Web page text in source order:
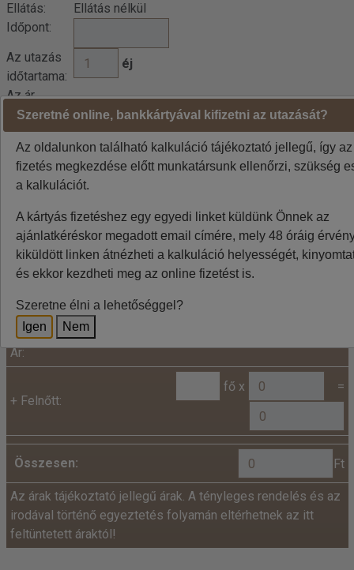
Ellátás:
Ellátás nélkül
Időpont:
Az utazás
időtartama:
éj
Az ár
tartalmazza:
Az ár nem
tartalmazza:
• Utasbiztosítás • Útlemondási biztosítás •
Foglalási díj • Szervízdíj • Üdülőhelyi díj •
Idegenforgalmi adót az ár tartalmazza •
Idegenforgalmi adó - helyszínen fizetendő •
Rezsiköltség (víz, gáz, áram) • Végtakarítás •
Törölköző • Ágyneműhuzat • Strandszervíz •
Baleset-, betegség- és poggyászbiztosítás
Kalkuláció
Minden utazó adatait az alábbiakban megadni
Ár:
+ Felnőtt:
fő x =
Összesen: Ft
Az árak tájékoztató jellegű árak. A tényleges rendelés és az
irodával történő egyeztetés folyamán eltérhetnek az itt
feltüntetett áraktól!
Szeretné online, bankkártyával kifizetni az utazását?
Az oldalunkon található kalkuláció tájékoztató jellegű, így
fizetés megkezdése előtt munkatársunk ellenőrzi, szükség
a kalkulációt.
A kártyás fizetéshez egy egyedi linket küldünk Önnek az
ajánlatkéréskor megadott email címére, mely 48 óráig
kiküldött linken átnézheti a kalkuláció helyességét,
és ekkor kezdheti meg az online fizetést is.
Szeretne élni a lehetőséggel?
Igen
Nem